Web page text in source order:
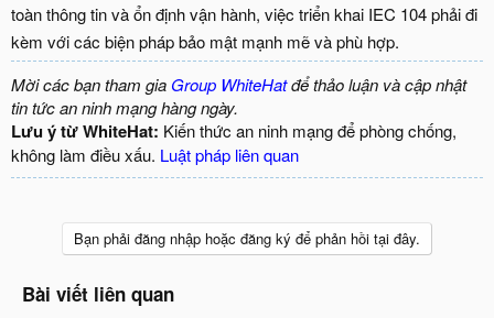
toàn thông tin và ổn định vận hành, việc triển khai IEC 104 phải đi
kèm với các biện pháp bảo mật mạnh mẽ và phù hợp.
Mời các bạn tham gia Group WhiteHatđể thảo luận và cập nhật
tin tức an ninh mạng hàng ngày.
Lưu ý từ WhiteHat: Kiến thức an ninh mạng để phòng chống,
không làm điều xấu. Luật pháp liên quan
Bạn phải đăng nhập hoặc đăng ký để phản hồi tại đây.
Bài viết liên quan